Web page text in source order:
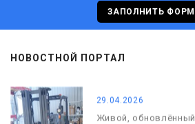
ЗАПОЛНИТЬ
НОВОСТНОЙ ПОРТАЛ
С Днём
С Днём Победы.
29.04.2026
Живой,